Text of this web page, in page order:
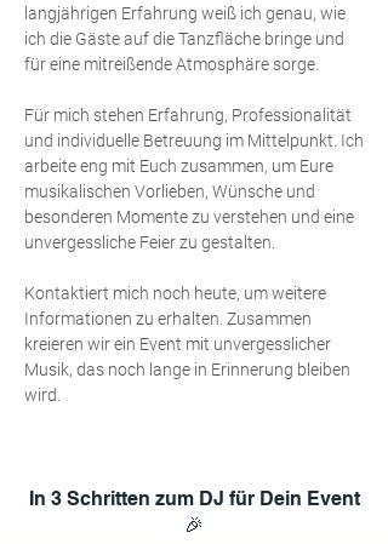
langjährigen Erfahrung weiß ich genau, wie
ich die Gäste auf die Tanzfläche bringe und
für eine mitreißende Atmosphäre sorge.
Für mich stehen Erfahrung, Professionalität
und individuelle Betreuung im Mittelpunkt. Ich
arbeite eng mit Euch zusammen, um Eure
musikalischen Vorlieben, Wünsche und
besonderen Momente zu verstehen und eine
unvergessliche Feier zu gestalten.
Kontaktiert mich noch heute, um weitere
Informationen zu erhalten. Zusammen
kreieren wir ein Event mit unvergesslicher
Musik, das noch lange in Erinnerung bleiben
wird.
In 3 Schritten zum DJ für Dein Event
🎉